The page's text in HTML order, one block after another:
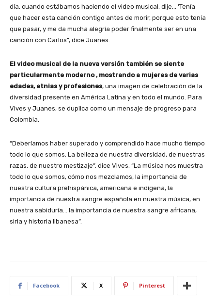
día, cuando estábamos haciendo el video musical, dije… 'Tenía
que hacer esta canción contigo antes de morir, porque esto tenía
que pasar, y me da mucha alegría poder finalmente ser en una
canción con Carlos”, dice Juanes.
El video musical de la nueva versión también se siente
particularmente moderno , mostrando a mujeres de varias
edades, etnias y profesiones, una imagen de celebración de la
diversidad presente en América Latina y en todo el mundo. Para
Vives y Juanes, se duplica como un mensaje de progreso para
Colombia.
“Deberíamos haber superado y comprendido hace mucho tiempo
todo lo que somos. La belleza de nuestra diversidad, de nuestras
razas, de nuestro mestizaje”, dice Vives. “La música nos muestra
todo lo que somos, cómo nos mezclamos, la importancia de
nuestra cultura prehispánica, americana e indígena, la
importancia de nuestra sangre española en nuestra música, en
nuestra sabiduría… la importancia de nuestra sangre africana,
siria y historia libanesa”.
Facebook X Pinterest